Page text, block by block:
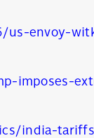
envoy-
imposes-
india-